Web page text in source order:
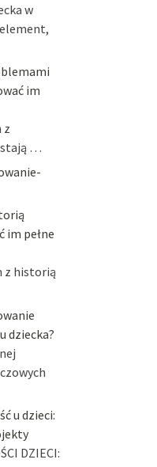
w
im
z
stają …
im pełne
z historią
dziecka?
u dzieci:
DZIECI: